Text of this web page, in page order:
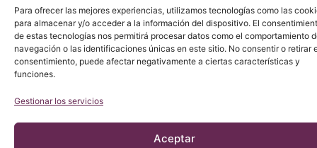
Para ofrecer las mejores experiencias, utilizamos tecnologías como las
para almacenar y/o acceder a la información del dispositivo. El
de estas tecnologías nos permitirá procesar datos como el comportamiento
navegación o las identificaciones únicas en este sitio. No consentir o retirar
consentimiento, puede afectar negativamente a ciertas características y
funciones.
Gestionar los servicios
Aceptar
Sábado y
domingo:
cerrado
icb@institutchiaribcn.com
legal
Normativa
Jurídica
Aviso Legal
Política de